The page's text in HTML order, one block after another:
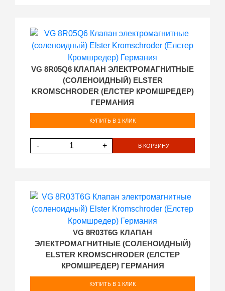
VG 8R05Q6 КЛАПАН ЭЛЕКТРОМАГНИТНЫЕ
(СОЛЕНОИДНЫЙ) ELSTER
KROMSCHRODER (ЕЛСТЕР КРОМШРЕДЕР)
ГЕРМАНИЯ
КУПИТЬ В 1 КЛИК
- + В КОРЗИНУ
VG 8R03T6G КЛАПАН
ЭЛЕКТРОМАГНИТНЫЕ (СОЛЕНОИДНЫЙ)
ELSTER KROMSCHRODER (ЕЛСТЕР
КРОМШРЕДЕР) ГЕРМАНИЯ
КУПИТЬ В 1 КЛИК